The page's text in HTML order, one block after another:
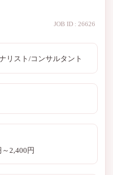
JOB ID : 26626
リスト/コンサルタント
2,400円